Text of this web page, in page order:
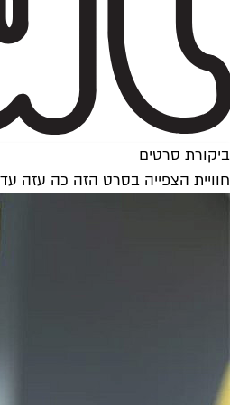
ביקורת סרטים
חוויית הצפייה בסרט הזה כה עזה